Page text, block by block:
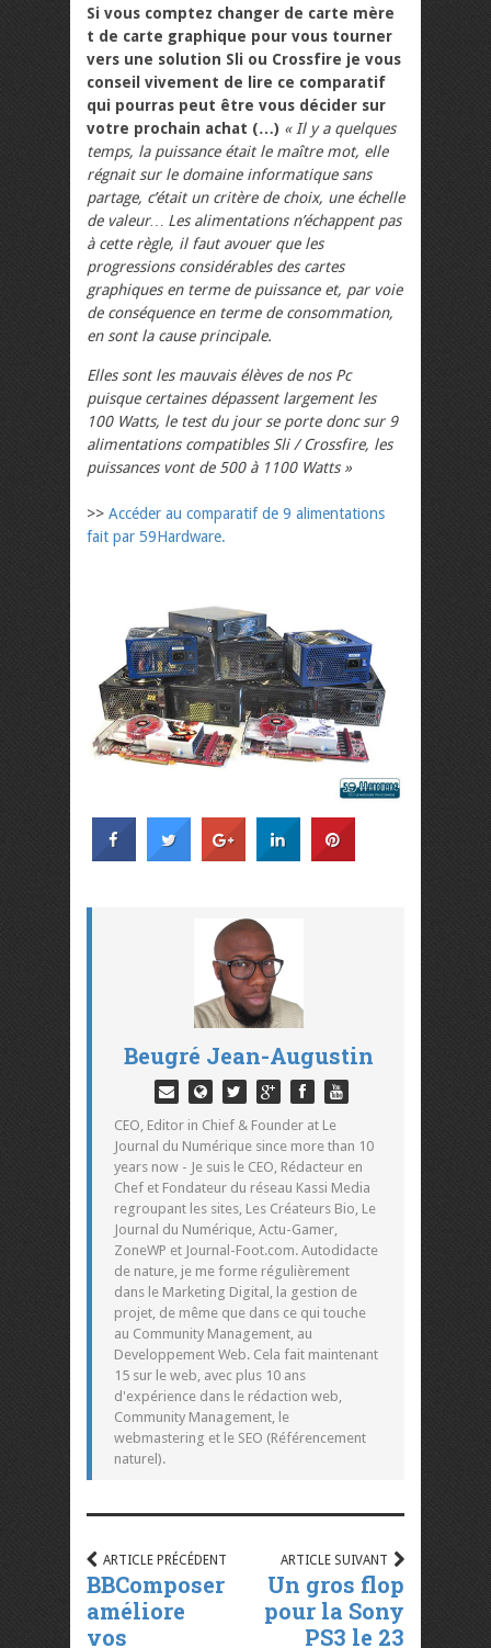
Si vous comptez changer de carte mère
t de carte graphique pour vous tourner
vers une solution Sli ou Crossfire je vous
conseil vivement de lire ce comparatif
qui pourras peut être vous décider sur
votre prochain achat (…) « Il y a quelques
temps, la puissance était le maître mot, elle
régnait sur le domaine informatique sans
partage, c’était un critère de choix, une échelle
de valeur… Les alimentations n’échappent pas
à cette règle, il faut avouer que les
progressions considérables des cartes
graphiques en terme de puissance et, par voie
de conséquence en terme de consommation,
en sont la cause principale.
Elles sont les mauvais élèves de nos Pc
puisque certaines dépassent largement les
100 Watts, le test du jour se porte donc sur 9
alimentations compatibles Sli / Crossfire, les
puissances vont de 500 à 1100 Watts »
>> Accéder au comparatif de 9 alimentations
fait par 59Hardware.
Beugré Jean-Augustin
CEO, Editor in Chief & Founder at Le
Journal du Numérique since more than 10
years now - Je suis le CEO, Rédacteur en
Chef et Fondateur du réseau Kassi Media
regroupant les sites, Les Créateurs Bio, Le
Journal du Numérique, Actu-Gamer,
ZoneWP et Journal-Foot.com. Autodidacte
de nature, je me forme régulièrement
dans le Marketing Digital, la gestion de
projet, de même que dans ce qui touche
au Community Management, au
Developpement Web. Cela fait maintenant
15 sur le web, avec plus 10 ans
d'expérience dans le rédaction web,
Community Management, le
webmastering et le SEO (Référencement
naturel).
ARTICLE PRÉCÉDENT
BBComposer
améliore
vos
ARTICLE SUIVANT
Un gros flop
pour la Sony
PS3 le 23